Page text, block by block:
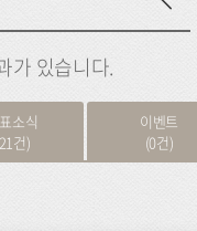
검
가 있습니다.
소식
건)
이벤트
(0건)